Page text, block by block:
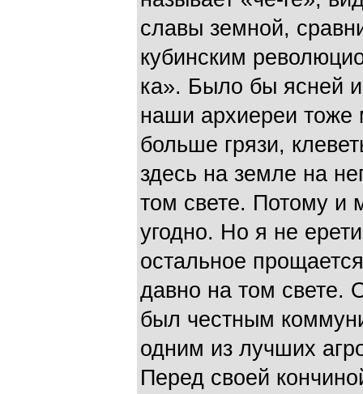
славы земной,
кубинским
ка». Было бы ясней
наши архиереи
больше грязи,
здесь на земле на
том свете. Потому и
угодно. Но я не
остальное
давно на том свете.
был честным
одним из лучших
Перед своей